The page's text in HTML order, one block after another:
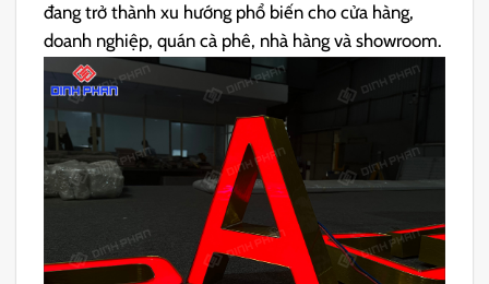
đang trở thành xu hướng phổ biến cho cửa hàng,
doanh nghiệp, quán cà phê, nhà hàng và showroom.